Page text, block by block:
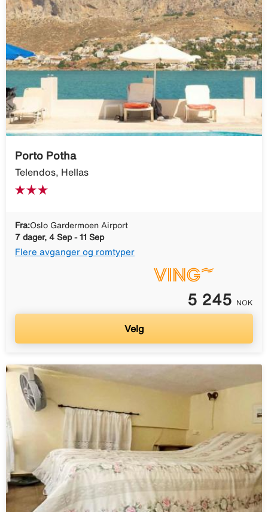
Porto Potha
Telendos, Hellas
Fra:Oslo Gardermoen Airport
7 dager, 4 Sep - 11 Sep
Flere avganger og romtyper
5 245 NOK
Velg